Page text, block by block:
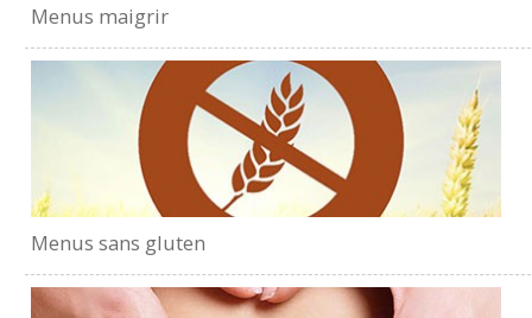
Menus maigrir
Menus sans gluten